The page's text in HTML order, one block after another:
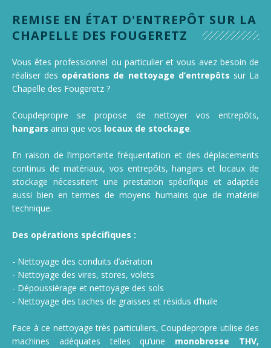
Nettoyage de camions, poids lourds et utilitaires
REMISE EN ÉTAT D'ENTREPÔT SUR LA
CHAPELLE DES FOUGERETZ
Vous êtes professionnel ou particulier et vous avez besoin de
réaliser des opérations de nettoyage d’entrepôts sur La
Chapelle des Fougeretz ?
Coupdepropre se propose de nettoyer vos entrepôts,
hangars ainsi que vos locaux de stockage.
En raison de l’importante fréquentation et des déplacements
continus de matériaux, vos entrepôts, hangars et locaux de
stockage nécessitent une prestation spécifique et adaptée
aussi bien en termes de moyens humains que de matériel
technique.
Des opérations spécifiques :
- Nettoyage des conduits d’aération
- Nettoyage des vires, stores, volets
- Dépoussiérage et nettoyage des sols
- Nettoyage des taches de graisses et résidus d’huile
Face à ce nettoyage très particuliers, Coupdepropre utilise des
machines adéquates telles qu’une monobrosse THV,